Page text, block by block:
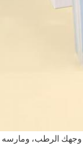
وجهك الرطب،